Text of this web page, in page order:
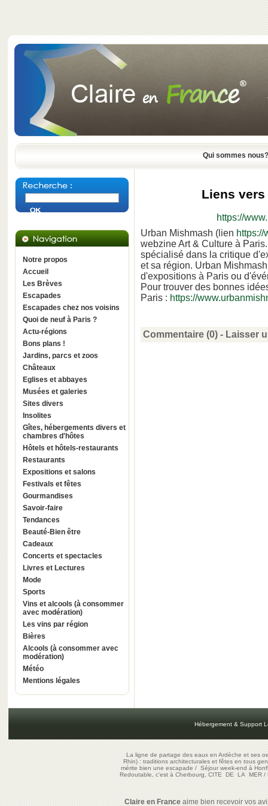
Qui sommes nous?
Notre propos
Accueil
Les Brèves
Escapades
Escapades chez nos voisins
Quoi de neuf à Paris ?
Actu-régions
Bons plans !
Jardins, parcs et zoos
Châteaux
Eglises et abbayes
Musées et galeries
Sites divers
Insolites
Gîtes, hébergements divers et
chambres d'hôtes
Hôtels et hôtels-restaurants
Restaurants
Expositions et salons
Festivals et fêtes
Gourmandises
Savoir-faire
Tendances
Beauté-Bien être
Cadeaux
Concerts et spectacles
Livres et Lectures
Mode
Sports
Vins et alcools (à consommer
avec modération)
Les vins par région
Bières
Alcools (à consommer avec
modération)
Météo
Mentions légales
Liens
https://
Urban Mishmash (lien https://
webzine Art & Culture à
spécialisé dans la critique
et sa région. Urban
d'expositions à Paris ou
Pour trouver des bonnes
Paris : https://
Commentaire (0) - Laisser
Hébergement & Support
La ligne de partage des eaux en Ardèche et ses
Rhin) : traditions architecturales et fêtes en tous
mérite bien une escapade/Séjour week-end à
Redoutable, c'est à Cherbourg, CITE DE LA MER/
Claire en Franceaime bien recevoir vos